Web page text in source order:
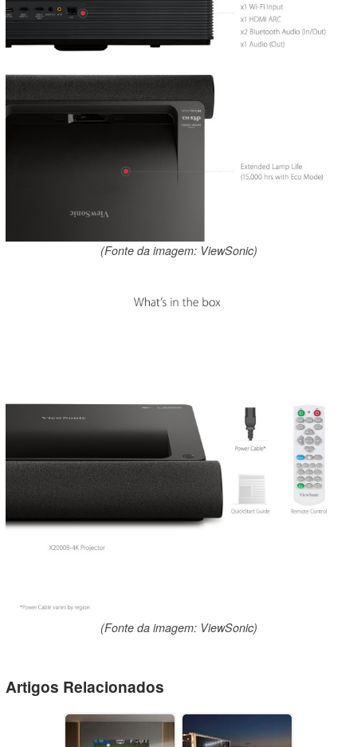
(Fonte da imagem: ViewSonic)
(Fonte da imagem: ViewSonic)
Artigos Relacionados